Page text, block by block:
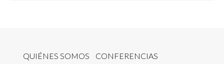
QUIÉNES SOMOS CONFERENCIAS